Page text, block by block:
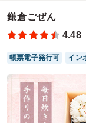
勝手良く、また利
ご利用シーン： 会
参加者の年齢：
50
黄色い看板の口コ
鎌倉ごぜん
4.48
帳票電子発行可 イン